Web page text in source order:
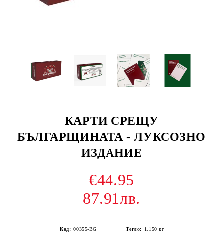
КАРТИ СРЕЩУ
БЪЛГАРЩИНАТА - ЛУКСОЗНО
ИЗДАНИЕ
€44.95
87.91лв.
Код: 00355-BG Тегло: 1.150 кг